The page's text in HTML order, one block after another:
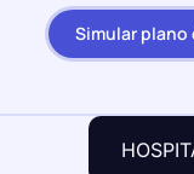
Simular plano